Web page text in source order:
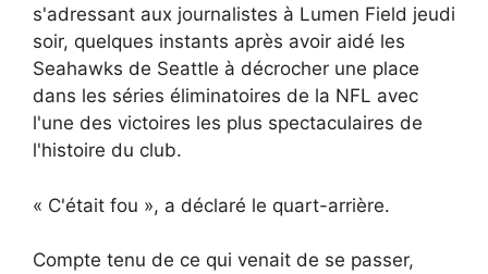
s'adressant aux journalistes à Lumen Field jeudi
soir, quelques instants après avoir aidé les
Seahawks de Seattle à décrocher une place
dans les séries éliminatoires de la NFL avec
l'une des victoires les plus spectaculaires de
l'histoire du club.
« C'était fou », a déclaré le quart-arrière.
Compte tenu de ce qui venait de se passer,